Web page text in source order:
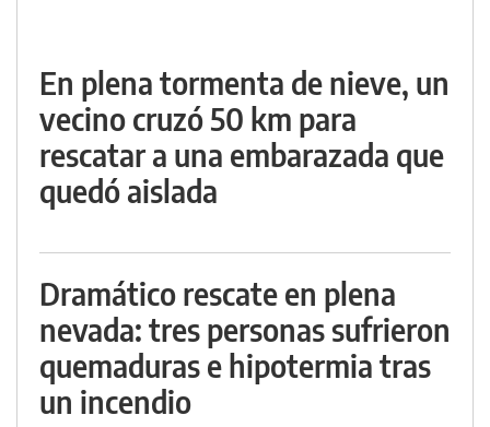
En plena tormenta de nieve, un
vecino cruzó 50 km para
rescatar a una embarazada que
quedó aislada
Dramático rescate en plena
nevada: tres personas sufrieron
quemaduras e hipotermia tras
un incendio